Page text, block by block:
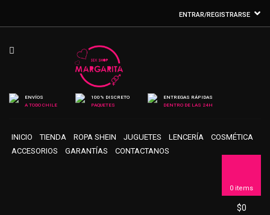
ENTRAR/REGISTRARSE
ENVÍOS
A TODO CHILE
100% DISCRETO
PAQUETES
ENTREGAS RÁPIDAS
DENTRO DE LAS 24H
INICIO TIENDA ROPA SHEIN JUGUETES LENCERÍA
COSMÉTICA
ACCESORIOS
GARANTÍAS CONTACTANOS
0 items
$0